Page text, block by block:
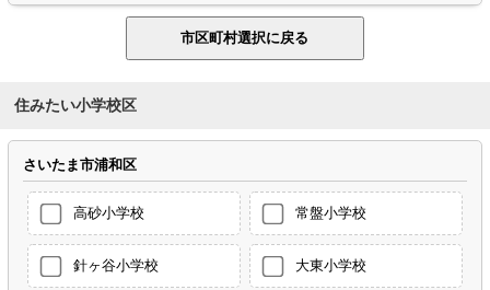
住みたい小学校区
さいたま市浦和区
高砂小学校 常盤小学校
針ヶ谷小学校 大東小学校